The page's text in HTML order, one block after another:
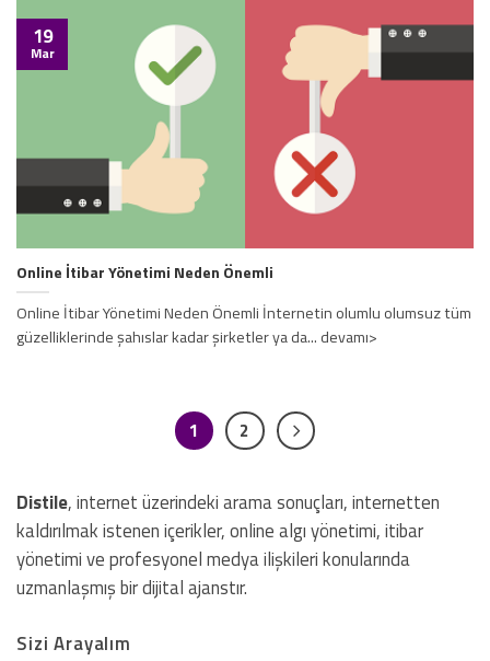
Online İtibar Yönetimi Neden Önemli
Online İtibar Yönetimi Neden Önemli İnternetin olumlu olumsuz tüm
güzelliklerinde şahıslar kadar şirketler ya da... devamı>
19
Mar
1 2
Distile, internet üzerindeki arama sonuçları, internetten
kaldırılmak istenen içerikler, online algı yönetimi, itibar
yönetimi ve profesyonel medya ilişkileri konularında
uzmanlaşmış bir dijital ajanstır.
Sizi Arayalım